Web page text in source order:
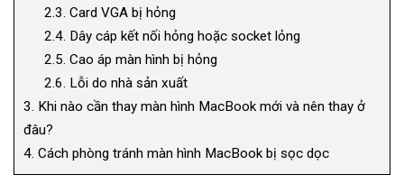
2.3. Card VGA bị hỏng
2.4. Dây cáp kết nối hỏng hoặc socket lỏng
2.5. Cao áp màn hình bị hỏng
2.6. Lỗi do nhà sản xuất
3. Khi nào cần thay màn hình MacBook mới và nên thay ở
đâu?
4. Cách phòng tránh màn hình MacBook bị sọc dọc